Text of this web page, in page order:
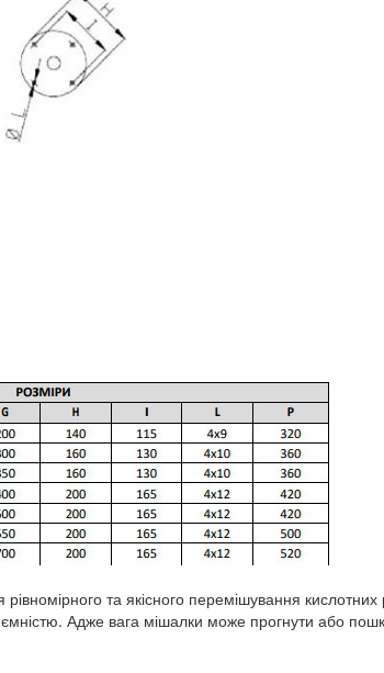
рівномірного та якісного перемішування
Адже вага мішалки може прогнути або